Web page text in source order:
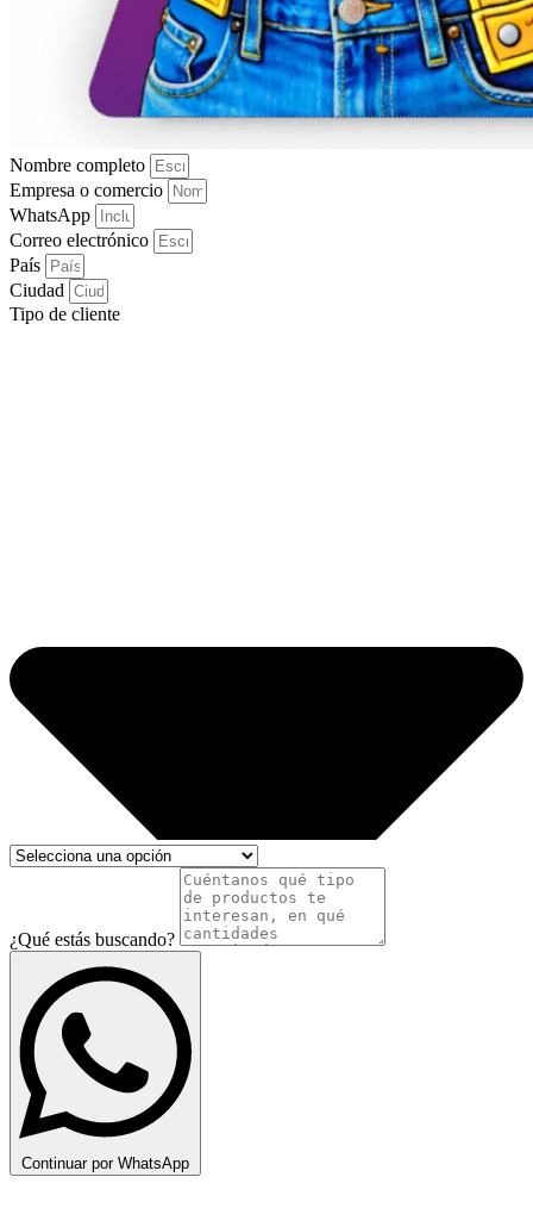
Nombre completo
Empresa o comercio
WhatsApp
Correo electrónico
País
Ciudad
Tipo de cliente
¿Qué estás buscando?
Continuar por WhatsApp